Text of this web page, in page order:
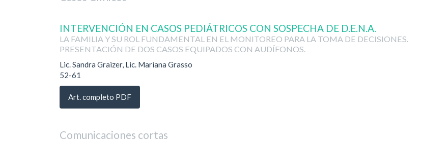
INTERVENCIÓN EN CASOS PEDIÁTRICOS CON SOSPECHA DE D.E.N.A.
LA FAMILIA Y SU ROL FUNDAMENTAL EN EL MONITOREO PARA LA TOMA DE DECISIONES.
PRESENTACIÓN DE DOS CASOS EQUIPADOS CON AUDÍFONOS.
Lic. Sandra Graizer, Lic. Mariana Grasso
52-61
Art. completo PDF
Comunicaciones cortas